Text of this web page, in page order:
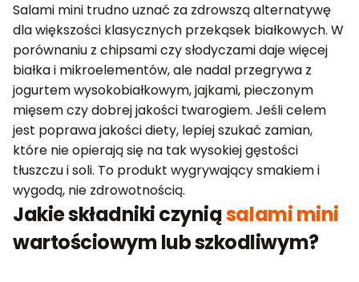
Salami mini trudno uznać za zdrowszą alternatywę
dla większości klasycznych przekąsek białkowych. W
porównaniu z chipsami czy słodyczami daje więcej
białka i mikroelementów, ale nadal przegrywa z
jogurtem wysokobiałkowym, jajkami, pieczonym
mięsem czy dobrej jakości twarogiem. Jeśli celem
jest poprawa jakości diety, lepiej szukać zamian,
które nie opierają się na tak wysokiej gęstości
tłuszczu i soli. To produkt wygrywający smakiem i
wygodą, nie zdrowotnością.
Jakie składniki czyniąsalami mini
wartościowym lub szkodliwym?